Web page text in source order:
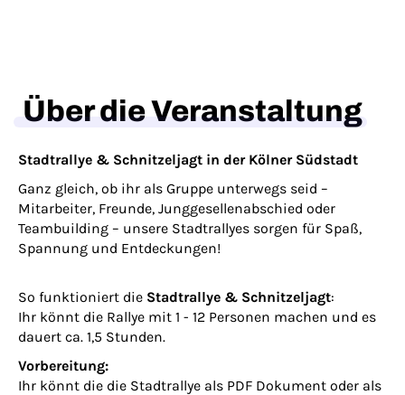
Über die Veranstaltung
Stadtrallye & Schnitzeljagt in der Kölner Südstadt
Ganz gleich, ob ihr als Gruppe unterwegs seid –
Mitarbeiter, Freunde, Junggesellenabschied oder
Teambuilding – unsere Stadtrallyes sorgen für Spaß,
Spannung und Entdeckungen!
So funktioniert die Stadtrallye & Schnitzeljagt:
Ihr könnt die Rallye mit 1 - 12 Personen machen und es
dauert ca. 1,5 Stunden.
Vorbereitung:
Ihr könnt die die Stadtrallye als PDF Dokument oder als